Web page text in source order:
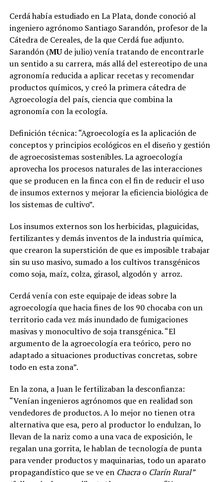
Cerdá había estudiado en La Plata, donde conoció al
ingeniero agrónomo Santiago Sarandón, profesor de la
Cátedra de Cereales, de la que Cerdá fue adjunto.
Sarandón (MUde julio) venía tratando de encontrarle
un sentido a su carrera, más allá del estereotipo de una
agronomía reducida a aplicar recetas y recomendar
productos químicos, y creó la primera cátedra de
Agroecología del país, ciencia que combina la
agronomía con la ecología.
Definición técnica: “Agroecología es la aplicación de
conceptos y principios ecológicos en el diseño y gestión
de agroecosistemas sostenibles. La agroecología
aprovecha los procesos naturales de las interacciones
que se producen en la finca con el fin de reducir el uso
de insumos externos y mejorar la eficiencia biológica de
los sistemas de cultivo”.
Los insumos externos son los herbicidas, plaguicidas,
fertilizantes y demás inventos de la industria química,
que crearon la superstición de que es imposible trabajar
sin su uso masivo, sumado a los cultivos transgénicos
como soja, maíz, colza, girasol, algodón y arroz.
Cerdá venía con este equipaje de ideas sobre la
agroecología que hacia fines de los 90 chocaba con un
territorio cada vez más inundado de fumigaciones
masivas y monocultivo de soja transgénica. “El
argumento de la agroecología era teórico, pero no
adaptado a situaciones productivas concretas, sobre
todo en esta zona”.
En la zona, a Juan le fertilizaban la desconfianza:
“Venían ingenieros agrónomos que en realidad son
vendedores de productos. A lo mejor no tienen otra
alternativa que esa, pero al productor lo endulzan, lo
llevan de la nariz como a una vaca de exposición, le
regalan una gorrita, le hablan de tecnología de punta
para vender productos y maquinarias, todo un aparato
propagandístico que se ve en Chacrao Clarín Rural”